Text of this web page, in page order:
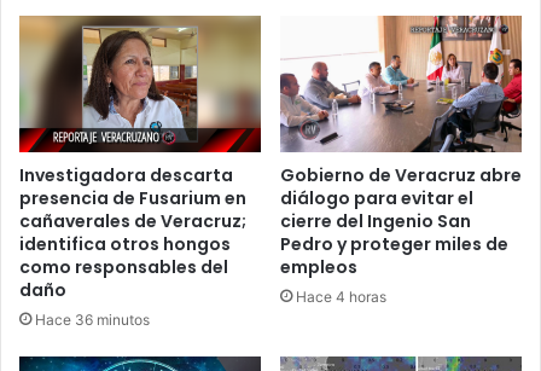
Investigadora descarta
presencia de Fusarium en
cañaverales de Veracruz;
identifica otros hongos
como responsables del
daño
Hace 36 minutos
Gobierno de Veracruz abre
diálogo para evitar el
cierre del Ingenio San
Pedro y proteger miles de
empleos
Hace 4 horas